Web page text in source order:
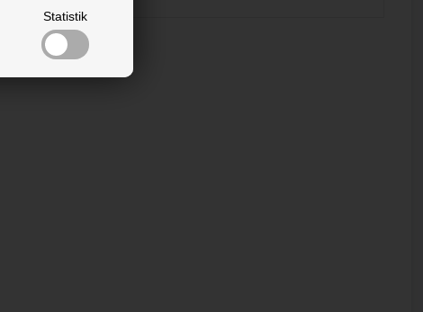
Statistik